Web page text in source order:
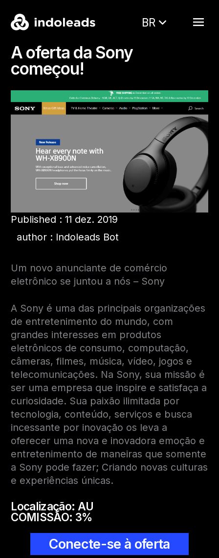
BR
A oferta da Sony
começou!
Published : 11 dez. 2019
author : Indoleads Bot
Um novo anunciante de comércio
eletrônico se juntou a nós – Sony
A Sony é uma das principais organizações
de entretenimento do mundo, com
grandes interesses em produtos
eletrônicos de consumo, computação,
câmeras, filmes, música, vídeo, jogos e
telecomunicações. Na Sony, sua missão é
ser uma empresa que inspire e satisfaça a
curiosidade. Sua paixão ilimitada por
tecnologia, conteúdo, serviços e busca
incessante por inovação os leva a
oferecer uma nova e inovadora emoção e
entretenimento de maneiras que somente
a Sony pode fazer; Criando novas culturas
e experiências únicas.
Localização: AU
COMISSÃO: 3%
Conecte-se à oferta